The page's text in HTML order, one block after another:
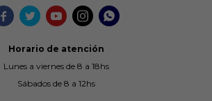
    
Horario de atención
Lunes a viernes de 8 a 18hs
Sábados de 8 a 12hs